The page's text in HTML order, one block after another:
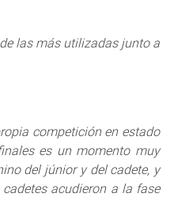
las más utilizadas junto a
competición en estado
es un momento muy
del júnior y del cadete, y
acudieron a la fase